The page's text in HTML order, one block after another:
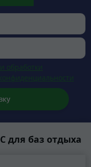
обработки
для баз отдыха